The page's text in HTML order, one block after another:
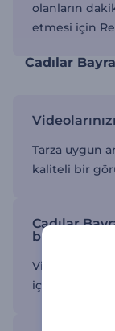
olanların
etmesi için
Cadılar
Tarza uygun
kaliteli bir
Cadılar
büyüleyin
Videolarınız
içeriklerin